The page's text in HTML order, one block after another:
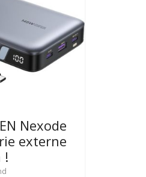
Nexode
externe
!